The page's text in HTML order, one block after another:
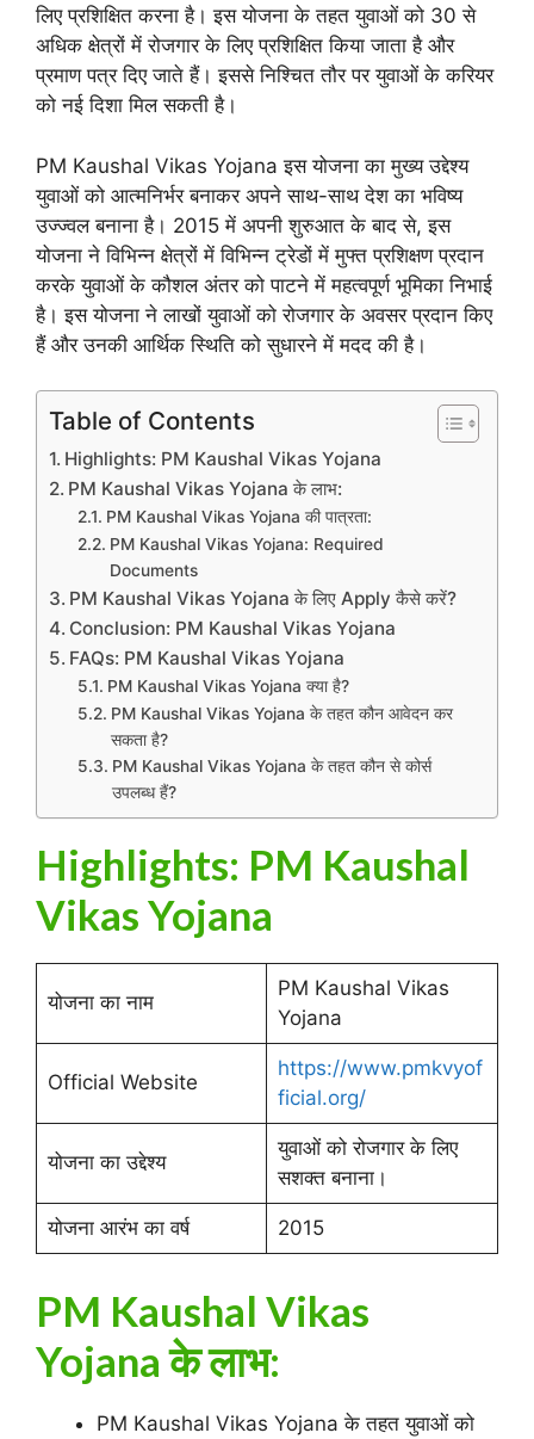
लिए प्रशिक्षित करना है। इस योजना के तहत युवाओं को 30 से
अधिक क्षेत्रों में रोजगार के लिए प्रशिक्षित किया जाता है और
प्रमाण पत्र दिए जाते हैं। इससे निश्चित तौर पर युवाओं के करियर
को नई दिशा मिल सकती है।
PM Kaushal Vikas Yojana इस योजना का मुख्य उद्देश्य
युवाओं को आत्मनिर्भर बनाकर अपने साथ-साथ देश का भविष्य
उज्ज्वल बनाना है। 2015 में अपनी शुरुआत के बाद से, इस
योजना ने विभिन्न क्षेत्रों में विभिन्न ट्रेडों में मुफ्त प्रशिक्षण प्रदान
करके युवाओं के कौशल अंतर को पाटने में महत्वपूर्ण भूमिका निभाई
है। इस योजना ने लाखों युवाओं को रोजगार के अवसर प्रदान किए
हैं और उनकी आर्थिक स्थिति को सुधारने में मदद की है।
Table of Contents
Highlights: PM Kaushal Vikas Yojana
PM Kaushal Vikas Yojana के लाभ:
PM Kaushal Vikas Yojana की पात्रता:
PM Kaushal Vikas Yojana: Required
Documents
PM Kaushal Vikas Yojana के लिए Apply कैसे करें?
Conclusion: PM Kaushal Vikas Yojana
FAQs: PM Kaushal Vikas Yojana
PM Kaushal Vikas Yojana क्या है?
PM Kaushal Vikas Yojana के तहत कौन आवेदन कर
सकता है?
PM Kaushal Vikas Yojana के तहत कौन से कोर्स
उपलब्ध हैं?
Highlights: PM Kaushal
Vikas Yojana
योजना का नाम
PM Kaushal Vikas
Yojana
Official Website
https://www.pmkvyof
ficial.org/
योजना का उद्देश्य
युवाओं को रोजगार के लिए
सशक्त बनाना।
योजना आरंभ का वर्ष 2015
PM Kaushal Vikas
Yojana के लाभ:
PM Kaushal Vikas Yojana के तहत युवाओं को